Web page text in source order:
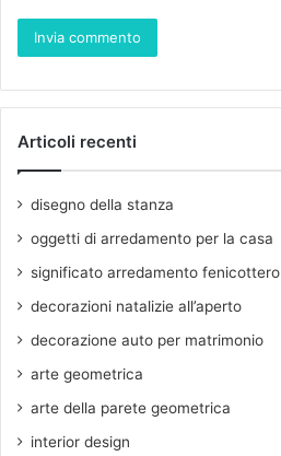
Articoli recenti
disegno della stanza
oggetti di arredamento per la casa
significato arredamento fenicottero
decorazioni natalizie all’aperto
decorazione auto per matrimonio
arte geometrica
arte della parete geometrica
interior design